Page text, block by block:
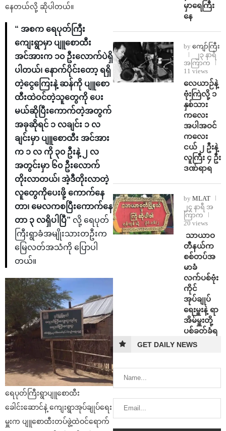
နေတယ်လို့ ဆိုပါတယ်။
“ အစက ရေပုတ်ကြီး
ကျေးရွာမှာ ပျူစောထီး
အင်အားက ၁၀ ဦးလောက်ပဲရှိ
ပါတယ်၊ နောက်ပိုင်းတော့ ရရှိ
တဲ့ငွေကြေးနဲ့ ဆန်ကို ပျူစော
ထီးထဲဝင်တဲ့သူတွေကို ပေး
မယ်ဆိုပြီးကောက်တဲ့အတွက်
အခုဆိုရင် ၁ လချင်း ၁ လ
ချင်းမှာ ပျူစောထီး အင်အား
က ၁ လ ကို ၃၀ ဦးနဲ့ ၂ လ
အတွင်းမှာ ၆၀ ဦးလောက်
တိုးလာတယ်၊ အဲ့ဒီတိုးလာတဲ့
လူတွေကိုပေးဖို့ ကောက်နေ
တာ၊ မေလကစပြီးကောက်နေ
တာ ၃ လရှိပါပြီ” လို့ ရေပုတ်
ကြီးရွာခံအမျိုးသားတဦးက
မြေလတ်အသံကို ပြောပါ
တယ်။
ရေပုတ်ကြီးရွာပျူစောထီး
ခေါင်းဆောင်နဲ့ ကျေးရွာအုပ်ချုပ်ရေး
မှူးက ပျူစောထီးတပ်ဖွဲ့ထဲဝင်ရောက်
မှာရေကြီး
နေ
by ကျော်ကြီး
၂၃ နာရီ
အကြာက
11 views
⁨လေယာဉ်နဲ့
ဗုံးကြဲလို့ ၁
နှစ်သား
ကလေး
အပါအဝင်
ကလေး
ငယ် ၂ ဦးနဲ့
လူကြီး ၄ ဦး
ဒဏ်ရာရ
by MLAT
၂၄ နာရီ အ
ကြာက
20 views
⁩ ⁨သာယာဝ
တီနယ်က
စစ်တပ်အ
မာခံ
လက်ပစ်ဗုံး
ကိုင်
အုပ်ချုပ်
ရေးမှူးနဲ့ ရာ
အိမ်မှူးတို့
ပစ်ခတ်ခံရ
GET DAILY NEWS